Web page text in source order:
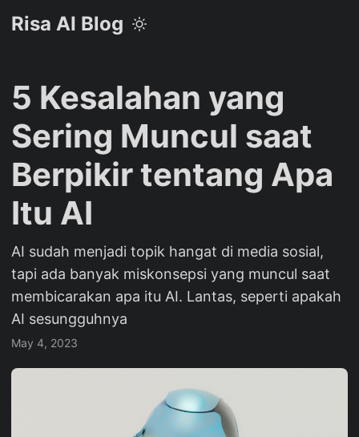
Risa AI Blog
5 Kesalahan yang
Sering Muncul saat
Berpikir tentang Apa
Itu AI
AI sudah menjadi topik hangat di media sosial,
tapi ada banyak miskonsepsi yang muncul saat
membicarakan apa itu AI. Lantas, seperti apakah
AI sesungguhnya
May 4, 2023